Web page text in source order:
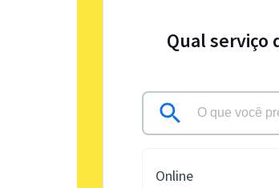
Qual serviço
Online